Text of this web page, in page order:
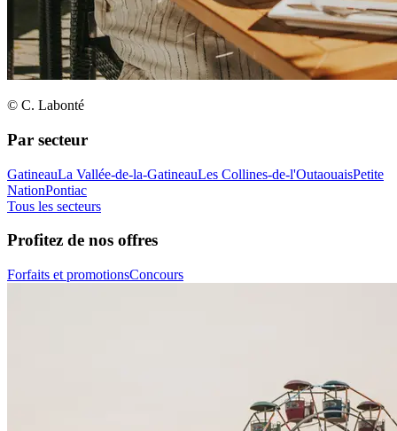
© C. Labonté
Par secteur
GatineauLa Vallée-de-la-GatineauLes Collines-de-l'OutaouaisPetite
NationPontiac
Tous les secteurs
Profitez de nos offres
Forfaits et promotionsConcours